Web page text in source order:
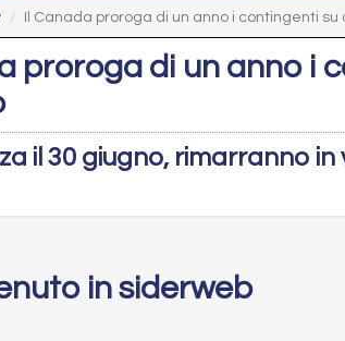
Il Canada proroga di un anno i contingenti su
proroga di un anno i
il 30 giugno, rimarranno
in siderweb